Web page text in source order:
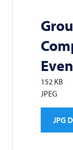
152 KB
JPEG
JPG